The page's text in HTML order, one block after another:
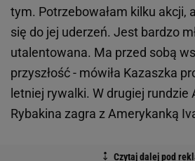
tym. Potrzebowałam kilku akcji,
się do jej uderzeń. Jest bardzo
utalentowana. Ma przed sobą
przyszłość - mówiła Kazaszka
letniej rywalki. W drugiej rundzie
Rybakina zagra z Amerykanką